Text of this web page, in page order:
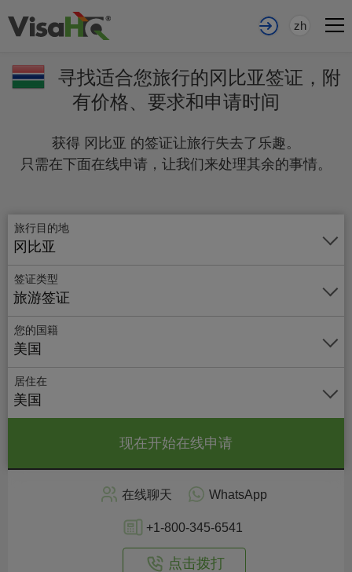
zh
寻找适合您旅行的冈比亚签证，附
有价格、要求和申请时间
获得 冈比亚 的签证让旅行失去了乐趣。
只需在下面在线申请，让我们来处理其余的事情。
旅行目的地
冈比亚
签证类型
旅游签证
您的国籍
美国
居住在
美国
现在开始在线申请
在线聊天 WhatsApp
+1-800-345-6541
点击拨打